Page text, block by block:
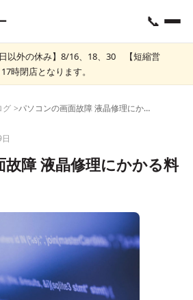
📞
日以外の休み】8/16、18、30 【短縮営
時閉店となります。
グ パソコンの画面故障 液晶修理にかかる料金について
障 液晶修理にかかる料